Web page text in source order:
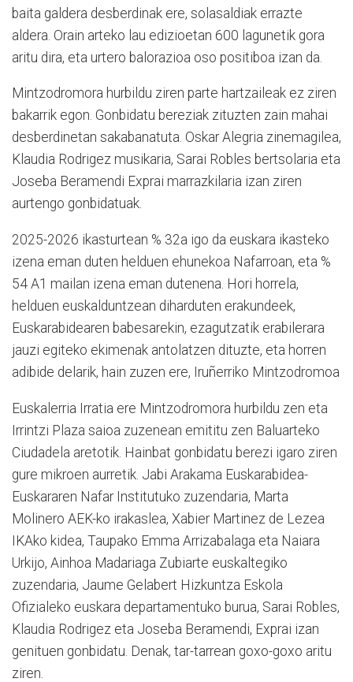
baita galdera desberdinak ere, solasaldiak errazte
aldera. Orain arteko lau edizioetan 600 lagunetik gora
aritu dira, eta urtero balorazioa oso positiboa izan da.
Mintzodromora hurbildu ziren parte hartzaileak ez ziren
bakarrik egon. Gonbidatu bereziak zituzten zain mahai
desberdinetan sakabanatuta. Oskar Alegria zinemagilea,
Klaudia Rodrigez musikaria, Sarai Robles bertsolaria eta
Joseba Beramendi Exprai marrazkilaria izan ziren
aurtengo gonbidatuak.
2025-2026 ikasturtean % 32a igo da euskara ikasteko
izena eman duten helduen ehunekoa Nafarroan, eta %
54 A1 mailan izena eman dutenena. Hori horrela,
helduen euskalduntzean diharduten erakundeek,
Euskarabidearen babesarekin, ezagutzatik erabilerara
jauzi egiteko ekimenak antolatzen dituzte, eta horren
adibide delarik, hain zuzen ere, Iruñerriko Mintzodromoa
Euskalerria Irratia ere Mintzodromora hurbildu zen eta
Irrintzi Plaza saioa zuzenean emititu zen Baluarteko
Ciudadela aretotik. Hainbat gonbidatu berezi igaro ziren
gure mikroen aurretik. Jabi Arakama Euskarabidea-
Euskararen Nafar Institutuko zuzendaria, Marta
Molinero AEK-ko irakaslea, Xabier Martinez de Lezea
IKAko kidea, Taupako Emma Arrizabalaga eta Naiara
Urkijo, Ainhoa Madariaga Zubiarte euskaltegiko
zuzendaria, Jaume Gelabert Hizkuntza Eskola
Ofizialeko euskara departamentuko burua, Sarai Robles,
Klaudia Rodrigez eta Joseba Beramendi, Exprai izan
genituen gonbidatu. Denak, tar-tarrean goxo-goxo aritu
ziren.